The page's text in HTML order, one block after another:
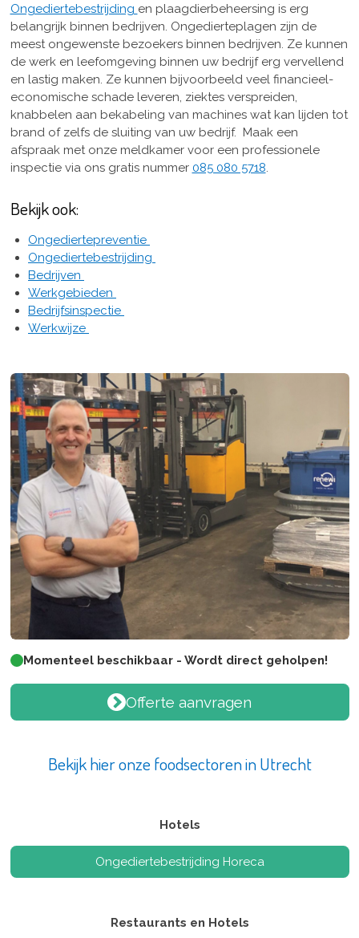
Ongediertebestrijding en plaagdierbeheersing is erg
belangrijk binnen bedrijven. Ongedierteplagen zijn de
meest ongewenste bezoekers binnen bedrijven. Ze kunnen
de werk en leefomgeving binnen uw bedrijf erg vervellend
en lastig maken. Ze kunnen bijvoorbeeld veel financieel-
economische schade leveren, ziektes verspreiden,
knabbelen aan bekabeling van machines wat kan lijden tot
brand of zelfs de sluiting van uw bedrijf. Maak een
afspraak met onze meldkamer voor een professionele
inspectie via ons gratis nummer 085 080 5718.
Bekijk ook:
Ongediertepreventie
Ongediertebestrijding
Bedrijven
Werkgebieden
Bedrijfsinspectie
Werkwijze
Momenteel beschikbaar - Wordt direct geholpen!
Offerte aanvragen
Bekijk hier onze foodsectoren in Utrecht
Hotels
Ongediertebestrijding Horeca
Restaurants en Hotels